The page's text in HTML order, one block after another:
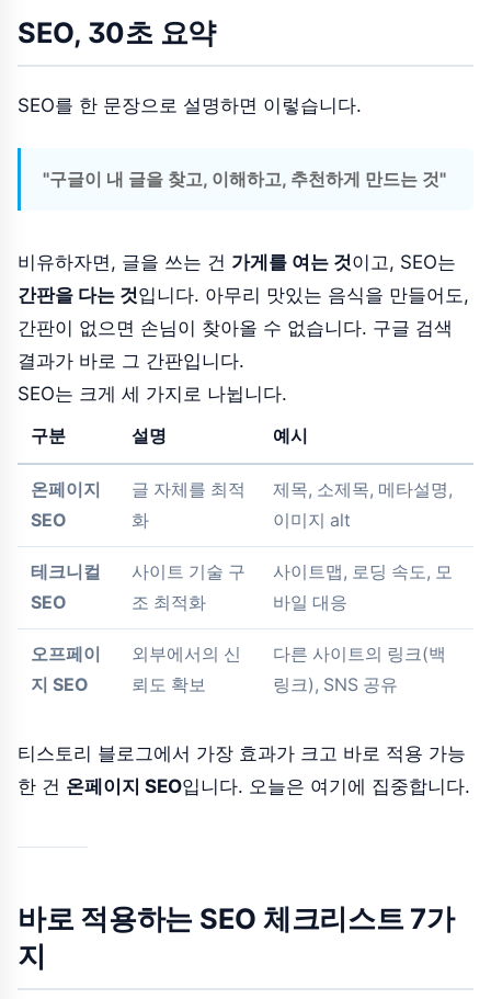
SEO, 30초 요약
SEO를 한 문장으로 설명하면 이렇습니다.
"구글이 내 글을 찾고, 이해하고, 추천하게 만드는 것"
비유하자면, 글을 쓰는 건 가게를 여는 것이고, SEO는
간판을 다는 것입니다. 아무리 맛있는 음식을 만들어도,
간판이 없으면 손님이 찾아올 수 없습니다. 구글 검색
결과가 바로 그 간판입니다.
SEO는 크게 세 가지로 나뉩니다.
구분 설명 예시
온페이지
SEO
글 자체를 최적
화
제목, 소제목, 메타설명,
이미지 alt
테크니컬
SEO
사이트 기술 구
조 최적화
사이트맵, 로딩 속도, 모
바일 대응
오프페이
지 SEO
외부에서의 신
뢰도 확보
다른 사이트의 링크(백
링크), SNS 공유
티스토리 블로그에서 가장 효과가 크고 바로 적용 가능
한 건 온페이지 SEO입니다. 오늘은 여기에 집중합니다.
바로 적용하는 SEO 체크리스트 7가
지